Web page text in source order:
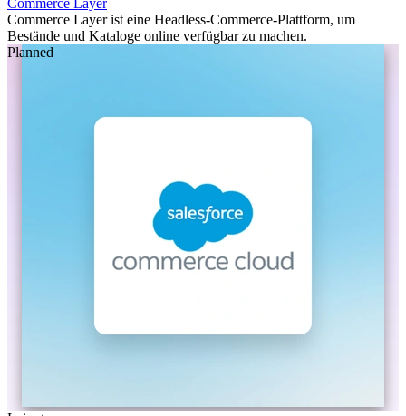
Commerce Layer ist eine Headless-Commerce-Plattform, um
Bestände und Kataloge online verfügbar zu machen.
Planned